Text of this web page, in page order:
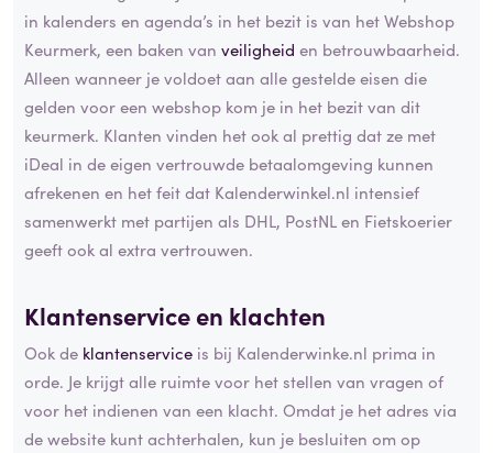
in kalenders en agenda’s in het bezit is van het Webshop
Keurmerk, een baken van veiligheid en betrouwbaarheid.
Alleen wanneer je voldoet aan alle gestelde eisen die
gelden voor een webshop kom je in het bezit van dit
keurmerk. Klanten vinden het ook al prettig dat ze met
iDeal in de eigen vertrouwde betaalomgeving kunnen
afrekenen en het feit dat Kalenderwinkel.nl intensief
samenwerkt met partijen als DHL, PostNL en Fietskoerier
geeft ook al extra vertrouwen.
Klantenservice en klachten
Ook de klantenservice is bij Kalenderwinke.nl prima in
orde. Je krijgt alle ruimte voor het stellen van vragen of
voor het indienen van een klacht. Omdat je het adres via
de website kunt achterhalen, kun je besluiten om op